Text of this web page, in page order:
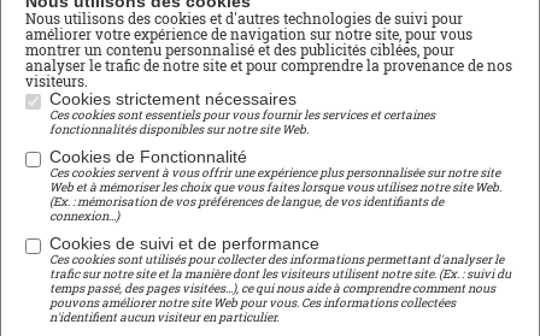
École de Roville
3 rue du Stade
88700 ROVILLE AUX CHÊNES
Tél : 03 29 65 11 04
lycee@roville.fr
Centre de Formation Professionnelle
Girondel
88700 SAINT-MAURICE-SUR-MORTAGNE
Tél : 03 29 65 04 29
cfp@roville.fr
Nous utilisons des cookies et d'autres technologies de suivi pour
améliorer votre expérience de navigation sur notre site, pour vous
montrer un contenu personnalisé et des publicités ciblées, pour
analyser le trafic de notre site et pour comprendre la provenance de nos
visiteurs.
Cookies strictement nécessaires
Ces cookies sont essentiels pour vous fournir les services et certaines
fonctionnalités disponibles sur notre site Web.
Cookies de Fonctionnalité
Ces cookies servent à vous offrir une expérience plus personnalisée sur notre site
Web et à mémoriser les choix que vous faites lorsque vous utilisez notre site Web.
(Ex. : mémorisation de vos préférences de langue, de vos identifiants de
connexion...)
Cookies de suivi et de performance
Ces cookies sont utilisés pour collecter des informations permettant d'analyser le
trafic sur notre site et la manière dont les visiteurs utilisent notre site. (Ex. : suivi du
temps passé, des pages visitées...), ce qui nous aide à comprendre comment nous
pouvons améliorer notre site Web pour vous. Ces informations collectées
n'identifient aucun visiteur en particulier.